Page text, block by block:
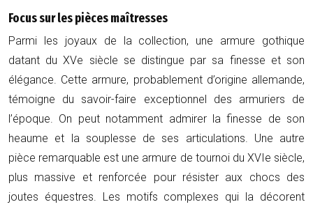
Focus sur les pièces maîtresses
Parmi les joyaux de la collection, une armure gothique
datant du XVe siècle se distingue par sa finesse et son
élégance. Cette armure, probablement d’origine allemande,
témoigne du savoir-faire exceptionnel des armuriers de
l’époque. On peut notamment admirer la finesse de son
heaume et la souplesse de ses articulations. Une autre
pièce remarquable est une armure de tournoi du XVIe siècle,
plus massive et renforcée pour résister aux chocs des
joutes équestres. Les motifs complexes qui la décorent